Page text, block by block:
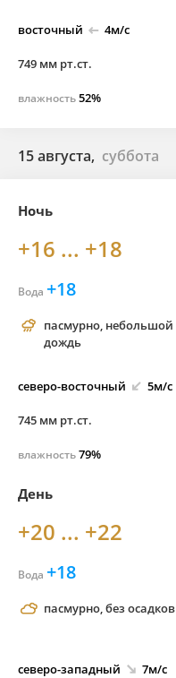
восточный 4м/с
749 мм рт.ст.
влажность52%
15 августа, суббота
Ночь
+16 ... +18
Вода +18
пасмурно, небольшой
дождь
северо-восточный 5м/с
745 мм рт.ст.
влажность79%
День
+20 ... +22
Вода +18
пасмурно, без осадков
северо-западный 7м/с